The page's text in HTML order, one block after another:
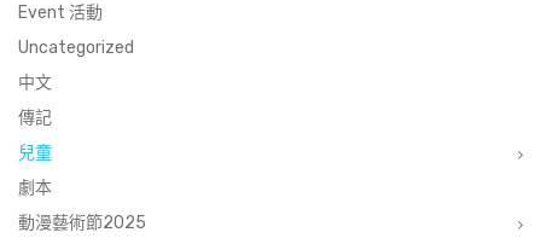
Event 活動
Uncategorized
中文
傳記
兒童
劇本
動漫藝術節2025